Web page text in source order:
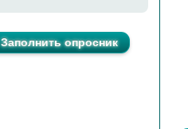
опросник